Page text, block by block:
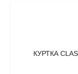
КУРТКА